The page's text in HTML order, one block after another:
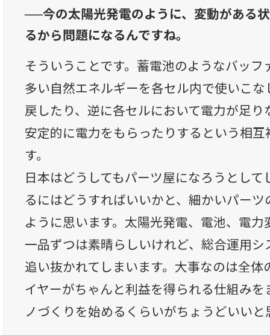
──今の太陽光発電のように、変動がある
るから問題になるんですね。
そういうことです。蓄電池のようなバッフ
多い自然エネルギーを各セル内で使いこ
戻したり、逆に各セルにおいて電力が足
安定的に電力をもらったりするという相
す。
日本はどうしてもパーツ屋になろうとし
るにはどうすればいいかと、細かいパー
ように思います。太陽光発電、電池、電
一品ずつは素晴らしいけれど、総合運用
追い抜かれてしまいます。大事なのは全体
イヤーがちゃんと利益を得られる仕組み
ノづくりを始めるくらいがちょうどいいと